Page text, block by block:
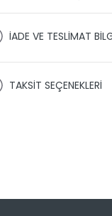
İADE VE TESLİMAT
Ürünlerinizin
görüntüleyebilir ve
TAKSİT SEÇENEKLERİ
2